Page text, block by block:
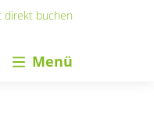
direkt buchen
Menü